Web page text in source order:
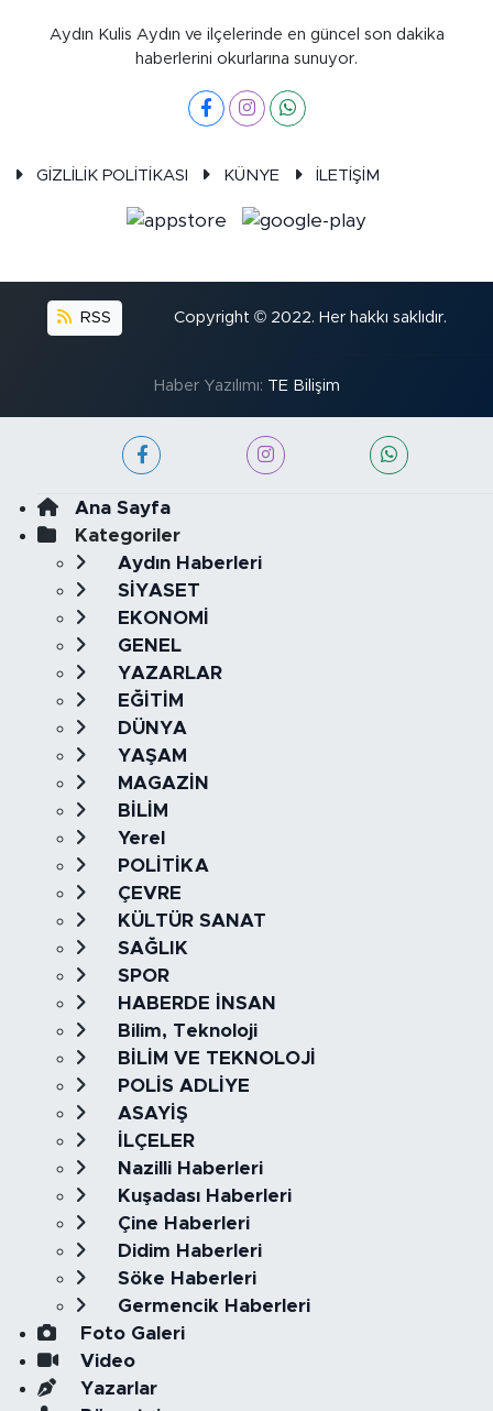
Aydın Kulis Aydın ve ilçelerinde en güncel son dakika
haberlerini okurlarına sunuyor.
GİZLİLİK POLİTİKASI KÜNYE İLETİŞİM
RSS Copyright © 2022. Her hakkı saklıdır.
Haber Yazılımı: TE Bilişim
Ana Sayfa
Kategoriler
Aydın Haberleri
SİYASET
EKONOMİ
GENEL
YAZARLAR
EĞİTİM
DÜNYA
YAŞAM
MAGAZİN
BİLİM
Yerel
POLİTİKA
ÇEVRE
KÜLTÜR SANAT
SAĞLIK
SPOR
HABERDE İNSAN
Bilim, Teknoloji
BİLİM VE TEKNOLOJİ
POLİS ADLİYE
ASAYİŞ
İLÇELER
Nazilli Haberleri
Kuşadası Haberleri
Çine Haberleri
Didim Haberleri
Söke Haberleri
Germencik Haberleri
Foto Galeri
Video
Yazarlar